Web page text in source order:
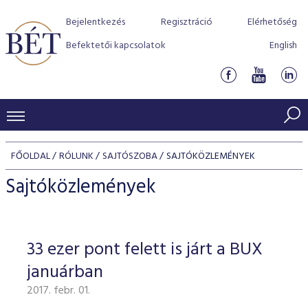
Bejelentkezés Regisztráció
Elérhetőség
Befektetői kapcsolatok
English
KERESKEDÉSI ADATOK
INDEXEK
Jelzáloglevél indexek
Vállalati kötvény indexek
Azonnali Piac
Részvények
Származékos piac
BEFEKTETŐK
Részvény szekció
Hitelpapír szekció
BÉT szabályzatok
Befektetővédelem
Alkalmazott díjstruktúra
Elszámolás
Részvény és vállalati kötvény tőzsdei bevezetését
program
BÉT Xtend - Részvénypiac egyszerűen
TŐZSDETAGOK
Tőzsdetagok, üzletkötők
VENDOROK
FŐOLDAL RÓLUNK SAJTÓSZOBA SAJTÓKÖZLEMÉNYEK
Sajtóközlemények
33 ezer pont felett is járt a BUX
januárban
2017. febr. 01.